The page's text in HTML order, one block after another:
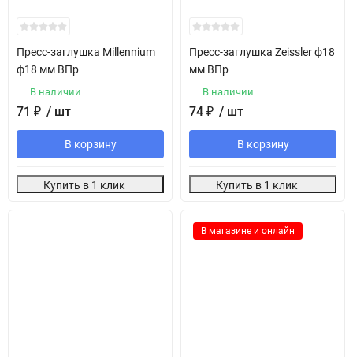
Пресс-заглушка Millennium
ф18 мм ВПр
В наличии
71 ₽ / шт
В корзину
Купить в 1 клик
Пресс-заглушка Zeissler ф18
мм ВПр
В наличии
74 ₽ / шт
В корзину
Купить в 1 клик
В магазине и онлайн